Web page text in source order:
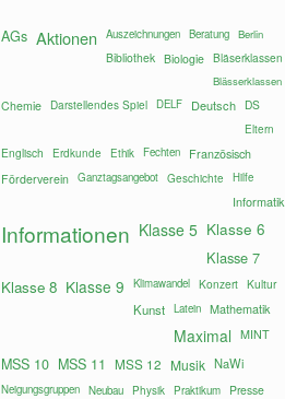
AGs Aktionen Auszeichnungen Beratung Berlin
Bibliothek Biologie Bläserklassen
Blässerklassen
Chemie Darstellendes Spiel DELF Deutsch DS
Eltern
Englisch Erdkunde Ethik Fechten
Französisch
Förderverein Ganztagsangebot Geschichte Hilfe
Informatik
Informationen Klasse 5 Klasse 6
Klasse 7
Klasse 8 Klasse 9 Klimawandel Konzert Kultur
Kunst Latein Mathematik
Maximal MINT
MSS 10 MSS 11 MSS 12 Musik NaWi
Neigungsgruppen Neubau Physik Praktikum Presse